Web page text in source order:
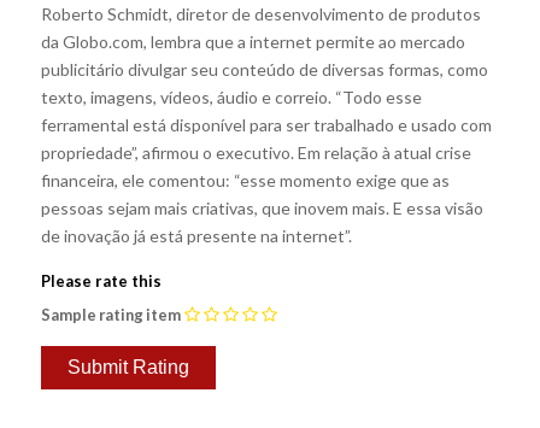
Roberto Schmidt, diretor de desenvolvimento de produtos
da Globo.com, lembra que a internet permite ao mercado
publicitário divulgar seu conteúdo de diversas formas, como
texto, imagens, vídeos, áudio e correio. “Todo esse
ferramental está disponível para ser trabalhado e usado com
propriedade”, afirmou o executivo. Em relação à atual crise
financeira, ele comentou: “esse momento exige que as
pessoas sejam mais criativas, que inovem mais. E essa visão
de inovação já está presente na internet”.
Please rate this
Sample rating item